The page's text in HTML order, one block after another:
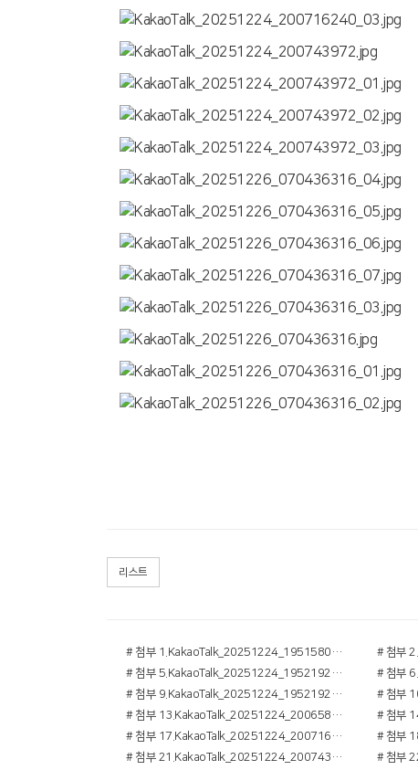
리스트
# 첨부 1.KakaoTalk_20251224_195158078.jpg
# 첨부 5.KakaoTalk_20251224_195219250 (1).jpg
# 첨부 9.KakaoTalk_20251224_195219250_02 (1).jpg
# 첨부 13.KakaoTalk_20251224_200658700.jpg
# 첨부 17.KakaoTalk_20251224_200716240.jpg
# 첨부 21.KakaoTalk_20251224_200743972.jpg